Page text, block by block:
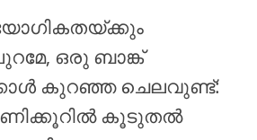
ഒരു ബാങ്ക്
കുറഞ്ഞ ചെലവുണ്ട്:
മണിക്കൂറിൽ കൂടുതൽ